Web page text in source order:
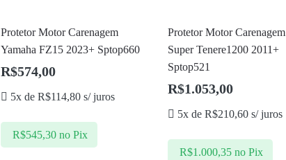
Protetor Motor Carenagem
Yamaha FZ15 2023+ Sptop660
R$574,00
5x de R$114,80s/ juros
R$545,30 no Pix
Protetor Motor Carenagem
Super Tenere1200 2011+
Sptop521
R$1.053,00
5x de R$210,60s/ juros
R$1.000,35 no Pix